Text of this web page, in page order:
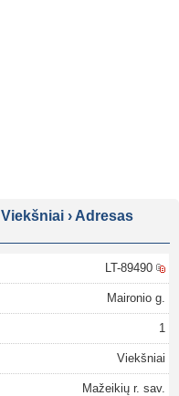
Viekšniai › Adresas
LT-89490
Maironio g.
1
Viekšniai
Mažeikių r. sav.